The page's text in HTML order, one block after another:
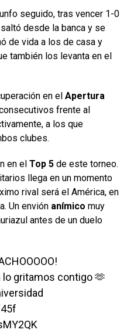
seguido, tras vencer 1-0
saltó desde la banca y se
de vida a los de casa y
también los levanta en el
en el Apertura
frente al
a los que
clubes.
en el Top 5 de este torneo.
llega en un momento
rival será el América, en
Un envión anímico muy
antes de un duelo
gritamos contigo 🫶